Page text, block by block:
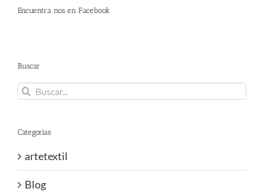
Encuentra nos en Facebook
Buscar
Buscar:
Categorías
artetextil
Blog